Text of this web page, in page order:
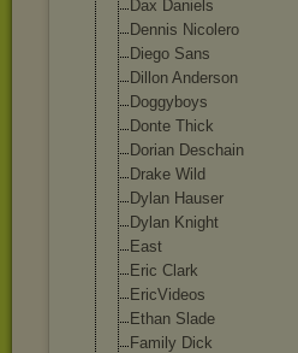
Dax Daniels
Dennis Nicolero
Diego Sans
Dillon Anderson
Doggyboys
Donte Thick
Dorian Deschain
Drake Wild
Dylan Hauser
Dylan Knight
East
Eric Clark
EricVideos
Ethan Slade
Family Dick